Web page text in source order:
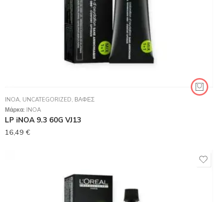
INOA, UNCATEGORIZED, ΒΑΦΈΣ
Μάρκα: INOA
LP iNOA 9.3 60G VJ13
16,49 €